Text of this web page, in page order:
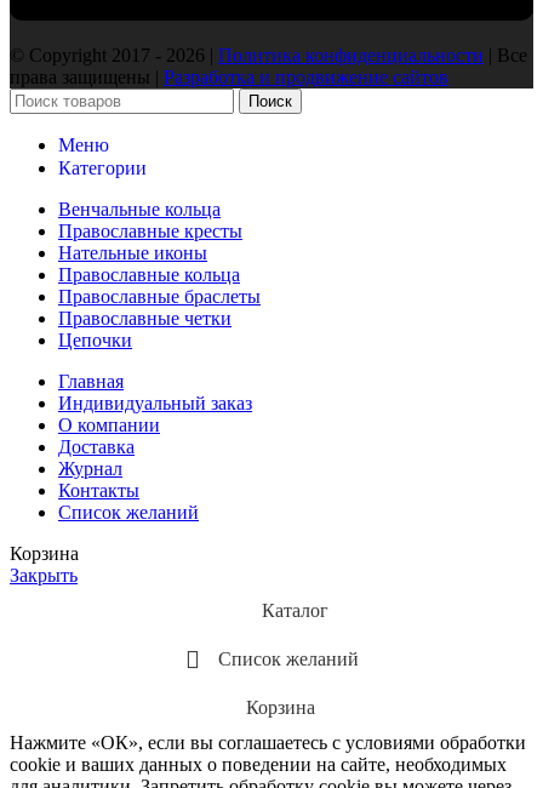
© Copyright 2017 - 2026 | Политика конфиденциальности | Все
права защищены | Разработка и продвижение сайтов
Поиск
Меню
Категории
Венчальные кольца
Православные кресты
Нательные иконы
Православные кольца
Православные браслеты
Православные четки
Цепочки
Главная
Индивидуальный заказ
О компании
Доставка
Журнал
Контакты
Список желаний
Корзина
Закрыть
Каталог
Список желаний
Корзина
Нажмите «ОК», если вы соглашаетесь с условиями обработки
cookie и ваших данных о поведении на сайте, необходимых